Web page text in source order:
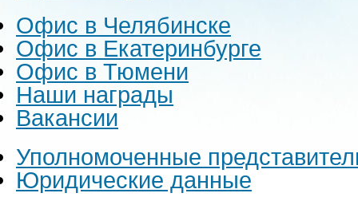
Офис в Челябинске
Офис в Екатеринбурге
Офис в Тюмени
Наши награды
Вакансии
Уполномоченные
Юридические данные